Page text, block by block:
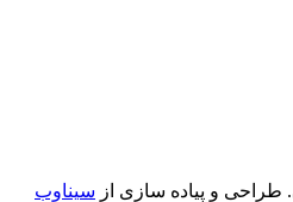
طراحی و پیاده سازی از سیناوب